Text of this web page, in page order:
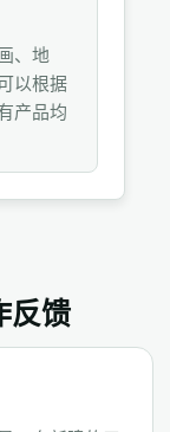
、地
以根据
产品均
反馈